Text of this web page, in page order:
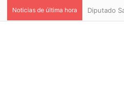
Noticias de última hora